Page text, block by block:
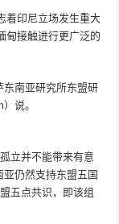
着印尼立场发生重大
甸接触进行更广泛的
东南亚研究所东盟研
说。
立并不能带来有意
亚仍然支持东盟五国
五点共识，即该组